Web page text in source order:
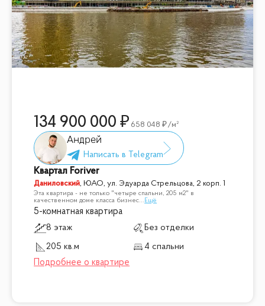
134 900 000 658 048 /м²
Андрей
Квартал Foriver
Даниловский, ЮАО, ул. Эдуарда Стрельцова, 2 корп. 1
Эта квартира - не только "четыре спальни, 205 м2" в
качественном доме класса бизнес... Ещё
5-комнатная квартира
8 этаж
Без отделки
205 кв.м
4 спальни